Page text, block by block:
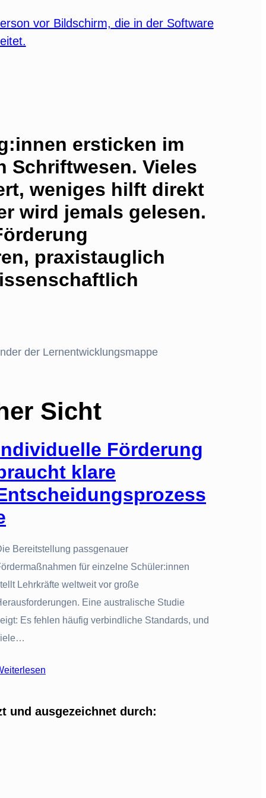
ersticken im
Schriftwesen. Vieles
weniges hilft direkt
wird jemals gelesen.
praxistauglich
der Lernentwicklungsmappe
Sicht
Förderung
klare
Bereitstellung passgenauer
für einzelne Schüler:innen
Lehrkräfte weltweit vor große
Eine australische Studie
Es fehlen häufig verbindliche Standards, und
und ausgezeichnet durch: